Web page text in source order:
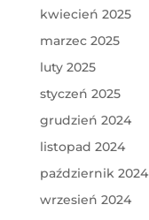
kwiecień 2025
marzec 2025
luty 2025
styczeń 2025
grudzień 2024
listopad 2024
październik 2024
wrzesień 2024